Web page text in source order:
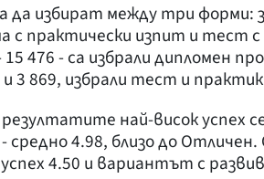
да избират между три форми:
с практически изпит и тест
476 - са избрали дипломен
3 869, избрали тест и
най-висок успех
средно 4.98, близо до
4.50 и вариантът с